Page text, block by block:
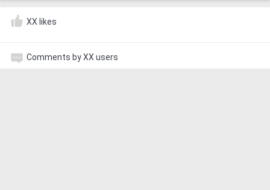
XX likes
Comments by XX users